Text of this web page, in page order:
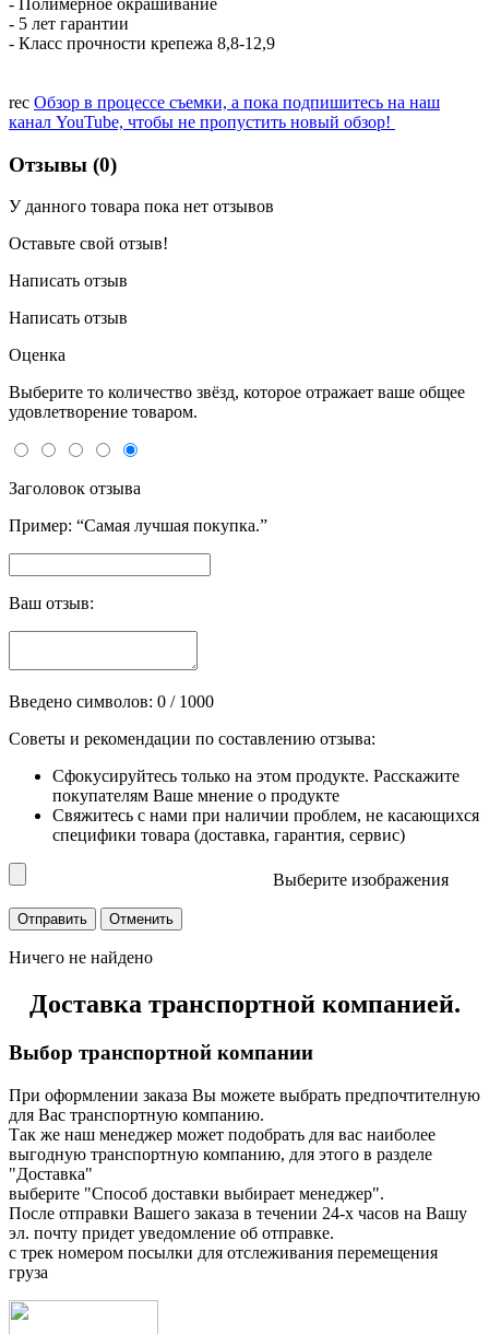
- 5 лет гарантии
- Класс прочности крепежа 8,8-12,9
rec Обзор в процессе съемки, а пока подпишитесь на наш
канал YouTube, чтобы не пропустить новый обзор!
Отзывы (0)
У данного товара пока нет отзывов
Оставьте свой отзыв!
Написать отзыв
Написать отзыв
Оценка
Выберите то количество звёзд, которое отражает ваше общее
удовлетворение товаром.
Заголовок отзыва
Пример: “Самая лучшая покупка.”
Ваш отзыв:
Введено символов: 0 / 1000
Советы и рекомендации по составлению отзыва:
Сфокусируйтесь только на этом продукте. Расскажите
покупателям Ваше мнение о продукте
Свяжитесь с нами при наличии проблем, не касающихся
специфики товара (доставка, гарантия, сервис)
Выберите изображения
Ничего не найдено
Доставка транспортной компанией.
Выбор транспортной компании
При оформлении заказа Вы можете выбрать предпочтителную
для Вас транспортную компанию.
Так же наш менеджер может подобрать для вас наиболее
выгодную транспортную компанию, для этого в разделе
"Доставка"
выберите "Способ доставки выбирает менеджер".
После отправки Вашего заказа в течении 24-х часов на Вашу
эл. почту придет уведомление об отправке.
с трек номером посылки для отслеживания перемещения
груза